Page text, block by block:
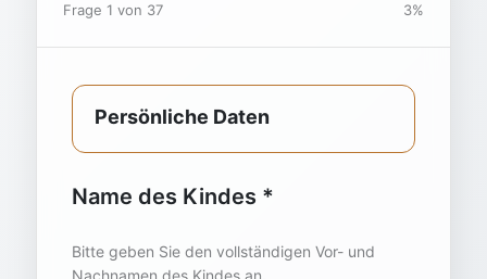
Frage 1 von 37 3%
Persönliche Daten
Name des Kindes *
Bitte geben Sie den vollständigen Vor- und
Nachnamen des Kindes an.